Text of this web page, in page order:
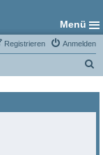
Menü
Anmelden
Registrieren
h